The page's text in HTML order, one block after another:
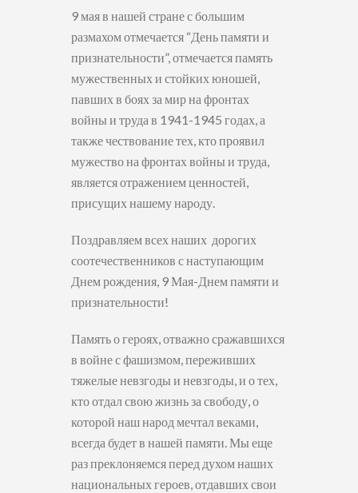
9 мая в нашей стране с большим
размахом отмечается “День памяти и
признательности”, отмечается память
мужественных и стойких юношей,
павших в боях за мир на фронтах
войны и труда в 1941-1945 годах, а
также чествование тех, кто проявил
мужество на фронтах войны и труда,
является отражением ценностей,
присущих нашему народу.
Поздравляем всех наших дорогих
соотечественников с наступающим
Днем рождения, 9 Мая-Днем памяти и
признательности!
Память о героях, отважно сражавшихся
в войне с фашизмом, переживших
тяжелые невзгоды и невзгоды, и о тех,
кто отдал свою жизнь за свободу, о
которой наш народ мечтал веками,
всегда будет в нашей памяти. Мы еще
раз преклоняемся перед духом наших
национальных героев, отдавших свои